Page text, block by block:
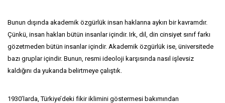
Bunun dışında akademik özgürlük insan haklarına aykırı bir kavramdır.
Çünkü, insan hakları bütün insanlar içindir. Irk, dil, din cinsiyet sınıf farkı
gözetmeden bütün insanlar içindir. Akademik özgürlük ise, üniversitede
bazı gruplar içindir. Bunun, resmi ideoloji karşısında nasıl işlevsiz
kaldığını da yukarıda belirtmeye çalıştık.
1930’larda, Türkiye’deki fikir iklimini göstermesi bakımından